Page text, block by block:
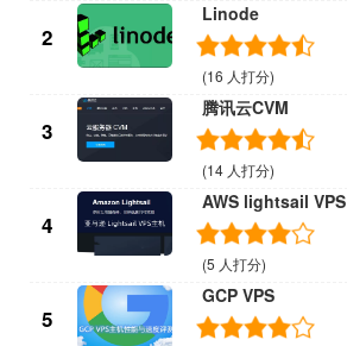
2
Linode
(16 人打分)
3
腾讯云CVM
(14 人打分)
4
AWS lightsail VPS
(5 人打分)
5
GCP VPS